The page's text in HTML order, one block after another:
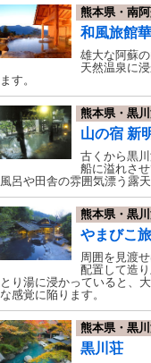
熊本県・南
和風旅館
雄大な阿蘇
天然温泉に
ます。
熊本県・黒
山の宿 新
古くから黒
船に溢れさ
風呂や田舎の雰囲気漂う露
熊本県・黒
やまびこ
周囲を見渡
配置して造
とり湯に浸かっていると、
な感覚に陥ります。
熊本県・黒
黒川荘